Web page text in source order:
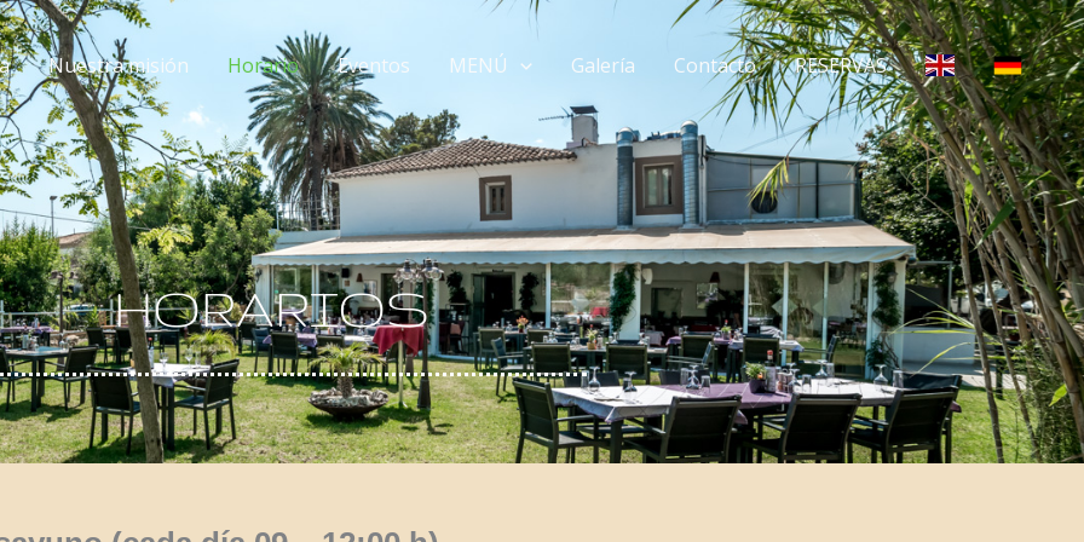
Nuestra misión Horario Eventos MENÚ Galería Contacto RESERVAS
HORARIOS